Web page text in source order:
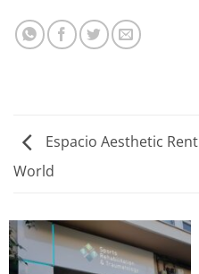
Espacio Aesthetic Rent
World